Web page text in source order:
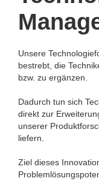
Unsere
bestrebt, die
bzw. zu ergänzen.
Dadurch tun sich
direkt zur
unserer
liefern.
Ziel dieses